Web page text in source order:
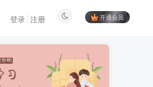
开通会员
登录 注册